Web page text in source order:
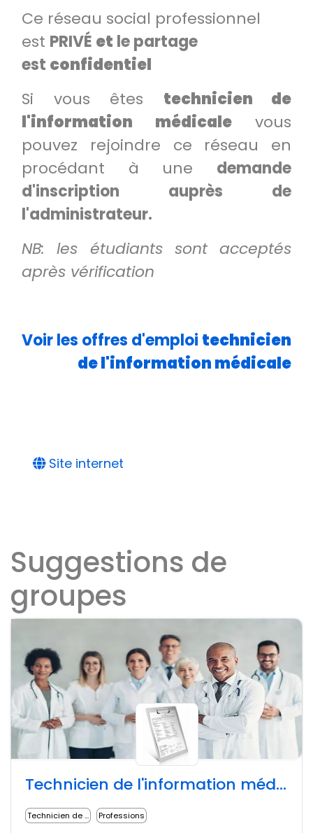
Ce réseau social professionnel
est PRIVÉ et le partage
est confidentiel
Si vous êtes technicien de
l'information médicalevous
pouvez rejoindre ce réseau en
procédant à une demande
d'inscription auprès de
l'administrateur.
NB: les étudiants sont acceptés
après vérification
Voir les offres d'emploi technicien
de l'information médicale
Site internet
Suggestions de
groupes
Technicien de l'information médicale - RÉSEAU SOCIAL PUBLIC
Technicien de l'information médicale Professions